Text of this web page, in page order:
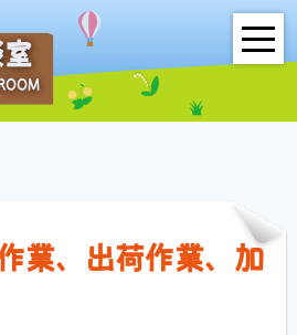
業、出荷作業、加